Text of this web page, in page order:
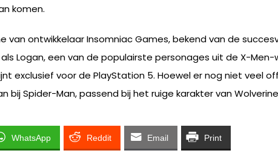
komen.
van ontwikkelaar Insomniac Games, bekend van de
Logan, een van de populairste personages uit de X-
exclusief voor de PlayStation 5. Hoewel er nog niet veel
Spider-Man, passend bij het ruige karakter van
WhatsApp Reddit Email Print